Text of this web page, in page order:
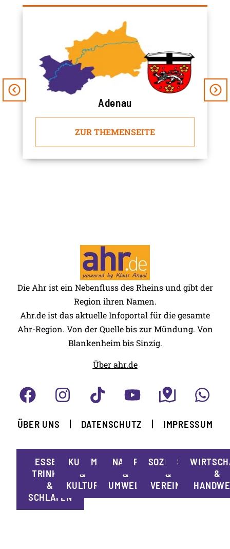
Adenau
ZUR THEMENSEITE
Die Ahr ist ein Nebenfluss des Rheins und gibt der
Region ihren Namen.
Ahr.de ist das aktuelle Infoportal für die gesamte
Ahr-Region. Von der Quelle bis zur Mündung. Von
Blankenheim bis Sinzig.
Über ahr.de
ÜBER UNS DATENSCHUTZ IMPRESSUM
ESSEN,
TRINKEN
&
SCHLAFEN
KUNST
&
KULTUR
MOBILITÄT
NATUR
&
UMWELT
POLITIK
SOZIALES
&
VEREINE
SPORT
&